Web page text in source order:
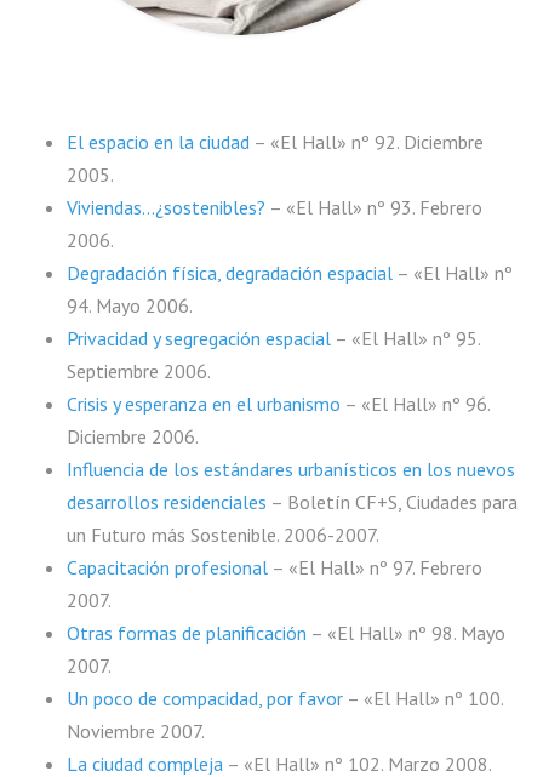
El espacio en la ciudad – «El Hall» nº 92. Diciembre
2005.
Viviendas…¿sostenibles? – «El Hall» nº 93. Febrero
2006.
Degradación física, degradación espacial – «El Hall» nº
94. Mayo 2006.
Privacidad y segregación espacial – «El Hall» nº 95.
Septiembre 2006.
Crisis y esperanza en el urbanismo – «El Hall» nº 96.
Diciembre 2006.
Influencia de los estándares urbanísticos en los nuevos
desarrollos residenciales – Boletín CF+S, Ciudades para
un Futuro más Sostenible. 2006-2007.
Capacitación profesional – «El Hall» nº 97. Febrero
2007.
Otras formas de planificación – «El Hall» nº 98. Mayo
2007.
Un poco de compacidad, por favor – «El Hall» nº 100.
Noviembre 2007.
La ciudad compleja – «El Hall» nº 102. Marzo 2008.